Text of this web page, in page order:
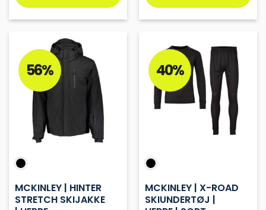
vare
har
flere
varianter.
Mulighederne
kan
varesiden
vare
flere
varianter.
Mulighederne
kan
vælges
på
varesiden
56%
MCKINLEY | HINTER
STRETCH SKIJAKKE
40%
MCKINLEY | X-ROAD
SKIUNDERTØJ |